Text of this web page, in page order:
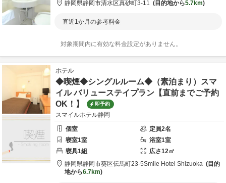
静岡県静岡市清水区真砂町3-11 目的地から5.7km
直近1か月の参考料金
対象期間内に有効な料金設定がありません。
ホテル
◆喫煙◆シングルルーム◆（素泊まり）スマ
イル バリューステイプラン【直前までご予約
OK！】
即予約
スマイルホテル静岡
個室
定員2名
寝室1室 浴室1室
寝具1組 広さ12㎡
静岡県静岡市葵区伝馬町23-5Smile Hotel Shizuoka
目的
地から6.7km